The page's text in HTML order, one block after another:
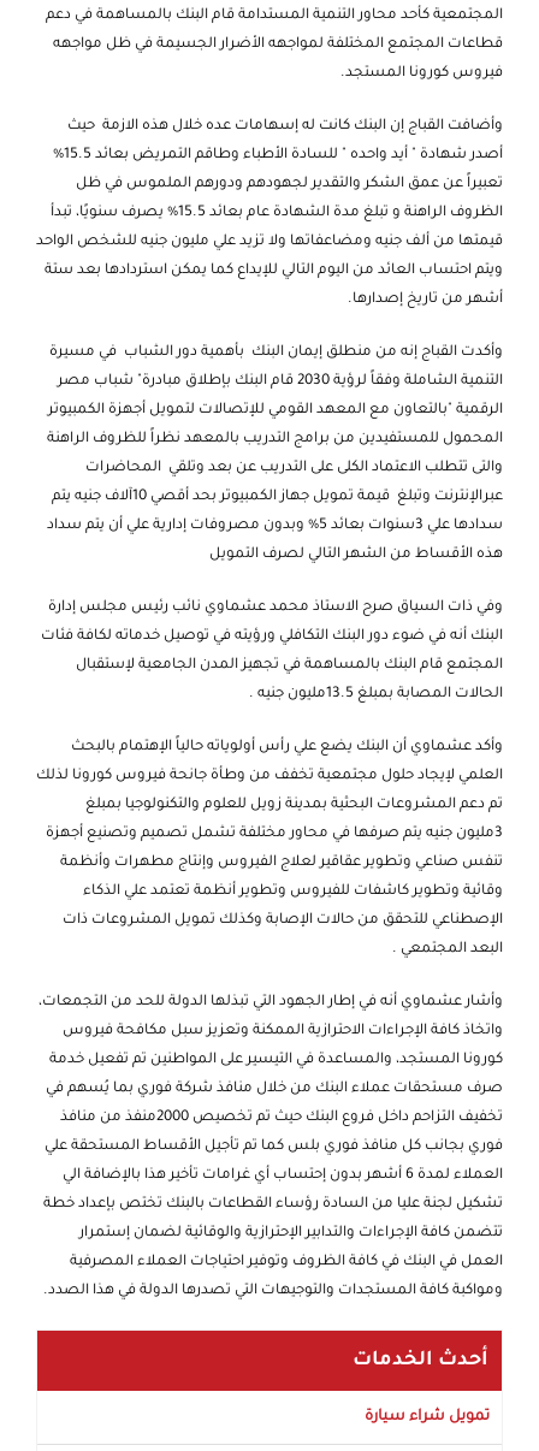
المجتمعية كأحد محاور التنمية المستدامة قام البنك بالمساهمة في دعم
قطاعات المجتمع المختلفة لمواجهه الأضرار الجسيمة في ظل مواجهه
فيروس كورونا المستجد.
وأضافت القباج إن البنك كانت له إسهامات عده خلال هذه الازمة حيث
أصدر شهادة " أيد واحده " للسادة الأطباء وطاقم التمريض بعائد 15.5%
تعبيراً عن عمق الشكر والتقدير لجهودهم ودورهم الملموس في ظل
الظروف الراهنة و تبلغ مدة الشهادة عام بعائد 15.5% يصرف سنويًا، تبدأ
قيمتها من ألف جنيه ومضاعفاتها ولا تزيد علي مليون جنيه للشخص الواحد
ويتم احتساب العائد من اليوم التالي للإيداع كما يمكن استردادها بعد ستة
أشهر من تاريخ إصدارها.
وأكدت القباج إنه من منطلق إيمان البنك بأهمية دور الشباب في مسيرة
التنمية الشاملة وفقاً لرؤية 2030 قام البنك بإطلاق مبادرة" شباب مصر
الرقمية "بالتعاون مع المعهد القومي للإتصالات لتمويل أجهزة الكمبيوتر
المحمول للمستفيدين من برامج التدريب بالمعهد نظراً للظروف الراهنة
والتى تتطلب الاعتماد الكلى على التدريب عن بعد وتلقي المحاضرات
عبرالإنترنت وتبلغ قيمة تمويل جهاز الكمبيوتر بحد أقصي 10آلاف جنيه يتم
سدادها علي 3سنوات بعائد 5% وبدون مصروفات إدارية علي أن يتم سداد
هذه الأقساط من الشهر التالي لصرف التمويل
وفي ذات السياق صرح الاستاذ محمد عشماوي نائب رئيس مجلس إدارة
البنك أنه في ضوء دور البنك التكافلي ورؤيته في توصيل خدماته لكافة فئات
المجتمع قام البنك بالمساهمة في تجهيز المدن الجامعية لإستقبال
الحالات المصابة بمبلغ 13.5مليون جنيه .
وأكد عشماوي أن البنك يضع علي رأس أولوياته حالياً الإهتمام بالبحث
العلمي لإيجاد حلول مجتمعية تخفف من وطأة جانحة فيروس كورونا لذلك
تم دعم المشروعات البحثية بمدينة زويل للعلوم والتكنولوجيا بمبلغ
3مليون جنيه يتم صرفها في محاور مختلفة تشمل تصميم وتصنيع أجهزة
تنفس صناعي وتطوير عقاقير لعلاج الفيروس وإنتاج مطهرات وأنظمة
وقائية وتطوير كاشفات للفيروس وتطوير أنظمة تعتمد علي الذكاء
الإصطناعي للتحقق من حالات الإصابة وكذلك تمويل المشروعات ذات
البعد المجتمعي .
وأشار عشماوي أنه في إطار الجهود التي تبذلها الدولة للحد من التجمعات،
واتخاذ كافة الإجراءات الاحترازية الممكنة وتعزيز سبل مكافحة فيروس
كورونا المستجد، والمساعدة في التيسير على المواطنين تم تفعيل خدمة
صرف مستحقات عملاء البنك من خلال منافذ شركة فوري بما يُسهم في
تخفيف التزاحم داخل فروع البنك حيث تم تخصيص 2000منفذ من منافذ
فوري بجانب كل منافذ فوري بلس كما تم تأجيل الأقساط المستحقة علي
العملاء لمدة 6 أشهر بدون إحتساب أي غرامات تأخير هذا بالإضافة الي
تشكيل لجنة عليا من السادة رؤساء القطاعات بالبنك تختص بإعداد خطة
تتضمن كافة الإجراءات والتدابير الإحترازية والوقائية لضمان إستمرار
العمل في البنك في كافة الظروف وتوفير احتياجات العملاء المصرفية
ومواكبة كافة المستجدات والتوجيهات التي تصدرها الدولة في هذا الصدد.
أحدث الخدمات
تمويل شراء سيارة